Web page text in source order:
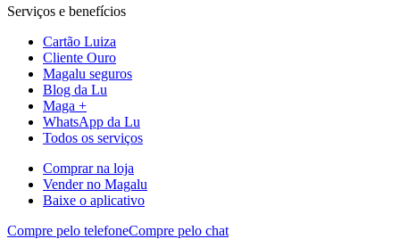
Serviços e benefícios
Cartão Luiza
Cliente Ouro
Magalu seguros
Blog da Lu
Maga +
WhatsApp da Lu
Todos os serviços
Comprar na loja
Vender no Magalu
Baixe o aplicativo
Compre pelo telefoneCompre pelo chat